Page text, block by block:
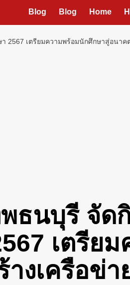
Blog Blog Home
2567 เตรียมความพร้อมนักศึกษาสู่อนา
ธนบุรี จัด
เตรีย
งเครือข่า